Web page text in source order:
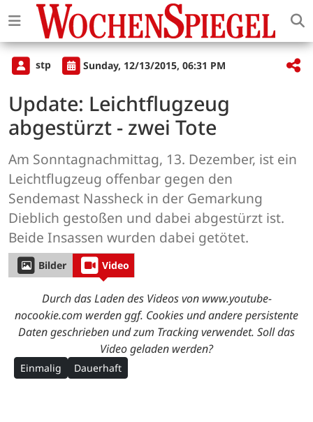
stp Sunday, 12/13/2015, 06:31 PM
Update: Leichtflugzeug
abgestürzt - zwei Tote
Am Sonntagnachmittag, 13. Dezember, ist ein
Leichtflugzeug offenbar gegen den
Sendemast Nassheck in der Gemarkung
Dieblich gestoßen und dabei abgestürzt ist.
Beide Insassen wurden dabei getötet.
Bilder Video
Durch das Laden des Videos von www.youtube-
nocookie.com werden ggf. Cookies und andere persistente
Daten geschrieben und zum Tracking verwendet. Soll das
Video geladen werden?
Einmalig Dauerhaft